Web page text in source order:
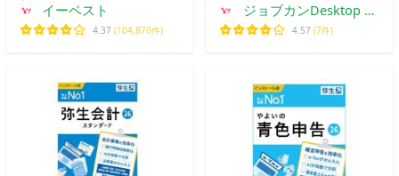
イーベスト
4.37 (104,870件)
ジョブカンDesktop ヤ
フー店
4.57 (7件)